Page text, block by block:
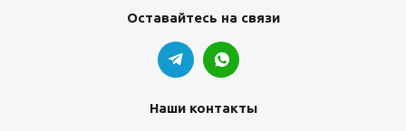
Оставайтесь на связи
Наши контакты